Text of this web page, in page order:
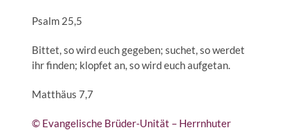
Psalm 25,5
Bittet, so wird euch gegeben; suchet, so werdet
ihr finden; klopfet an, so wird euch aufgetan.
Matthäus 7,7
© Evangelische Brüder-Unität – Herrnhuter